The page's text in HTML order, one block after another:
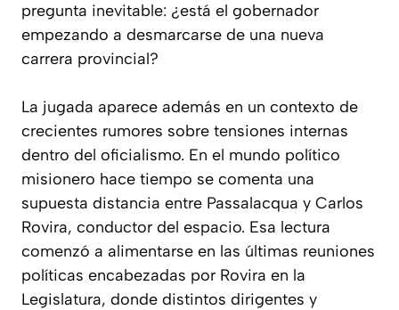
pregunta inevitable: ¿está el gobernador
empezando a desmarcarse de una nueva
carrera provincial?
La jugada aparece además en un contexto de
crecientes rumores sobre tensiones internas
dentro del oficialismo. En el mundo político
misionero hace tiempo se comenta una
supuesta distancia entre Passalacqua y Carlos
Rovira, conductor del espacio. Esa lectura
comenzó a alimentarse en las últimas reuniones
políticas encabezadas por Rovira en la
Legislatura, donde distintos dirigentes y